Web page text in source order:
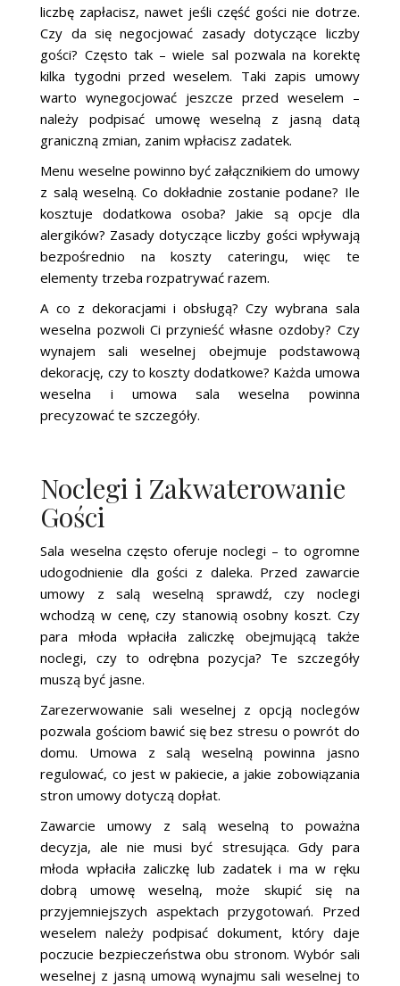
liczbę zapłacisz, nawet jeśli część gości nie dotrze.
Czy da się negocjować zasady dotyczące liczby
gości? Często tak – wiele sal pozwala na korektę
kilka tygodni przed weselem. Taki zapis umowy
warto wynegocjować jeszcze przed weselem –
należy podpisać umowę weselną z jasną datą
graniczną zmian, zanim wpłacisz zadatek.
Menu weselne powinno być załącznikiem do umowy
z salą weselną. Co dokładnie zostanie podane? Ile
kosztuje dodatkowa osoba? Jakie są opcje dla
alergików? Zasady dotyczące liczby gości wpływają
bezpośrednio na koszty cateringu, więc te
elementy trzeba rozpatrywać razem.
A co z dekoracjami i obsługą? Czy wybrana sala
weselna pozwoli Ci przynieść własne ozdoby? Czy
wynajem sali weselnej obejmuje podstawową
dekorację, czy to koszty dodatkowe? Każda umowa
weselna i umowa sala weselna powinna
precyzować te szczegóły.
Noclegi i Zakwaterowanie
Gości
Sala weselna często oferuje noclegi – to ogromne
udogodnienie dla gości z daleka. Przed zawarcie
umowy z salą weselną sprawdź, czy noclegi
wchodzą w cenę, czy stanowią osobny koszt. Czy
para młoda wpłaciła zaliczkę obejmującą także
noclegi, czy to odrębna pozycja? Te szczegóły
muszą być jasne.
Zarezerwowanie sali weselnej z opcją noclegów
pozwala gościom bawić się bez stresu o powrót do
domu. Umowa z salą weselną powinna jasno
regulować, co jest w pakiecie, a jakie zobowiązania
stron umowy dotyczą dopłat.
Zawarcie umowy z salą weselną to poważna
decyzja, ale nie musi być stresująca. Gdy para
młoda wpłaciła zaliczkę lub zadatek i ma w ręku
dobrą umowę weselną, może skupić się na
przyjemniejszych aspektach przygotowań. Przed
weselem należy podpisać dokument, który daje
poczucie bezpieczeństwa obu stronom. Wybór sali
weselnej z jasną umową wynajmu sali weselnej to